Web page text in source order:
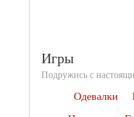
Игры
Подружись с
Одевалки